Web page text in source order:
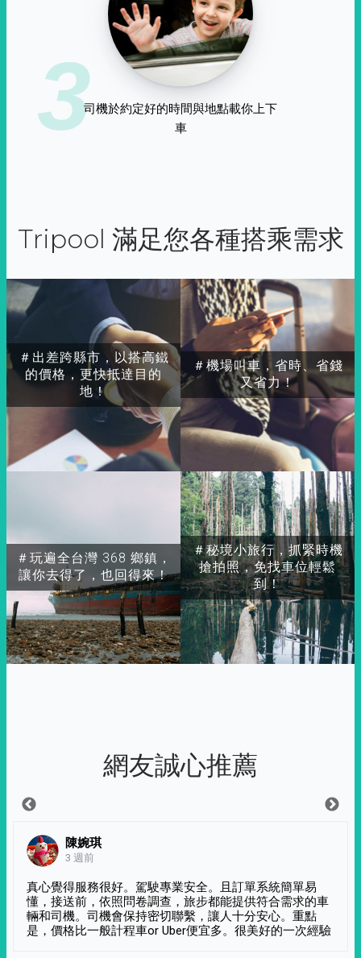
3司機於約定好的時間與地點載你上下
車
Tripool 滿足您各種搭乘需求
＃出差跨縣市，以搭高鐵
的價格，更快抵達目的
地！
＃玩遍全台灣 368 鄉鎮，
讓你去得了，也回得來！
＃秘境小旅行，抓緊時機
搶拍照，免找車位輕鬆
到！
＃機場叫車，省時、省錢
又省力！
網友誠心推薦
陳婉琪
3 週前
真心覺得服務很好。駕駛專業安全。且訂單系統簡單易
懂，接送前，依照問卷調查，旅步都能提供符合需求的車
輛和司機。司機會保持密切聯繫，讓人十分安心。重點
是，價格比一般計程車or Uber便宜多。很美好的一次經驗